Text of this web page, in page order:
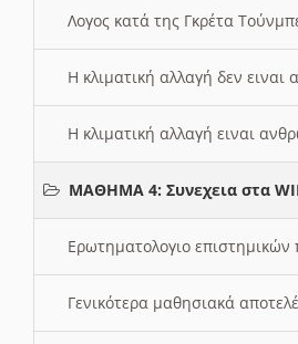
Λογος κατά της Γκρέτα
Η κλιματική αλλαγή δεν ειναι
Η κλιματική αλλαγή ειναι
ΜΑΘΗΜΑ 4: Συνεχεια στα
Ερωτηματολογιο
Γενικότερα μαθησιακά